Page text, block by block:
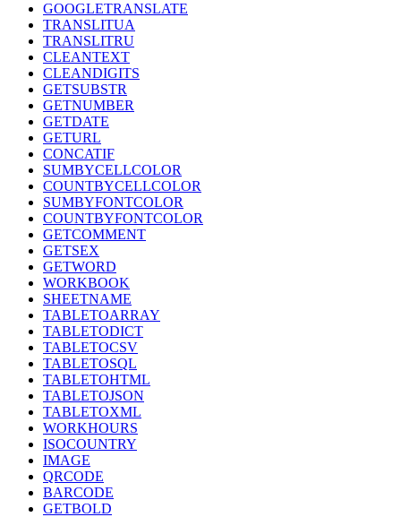
GOOGLETRANSLATE
TRANSLITUA
TRANSLITRU
CLEANTEXT
CLEANDIGITS
GETSUBSTR
GETNUMBER
GETDATE
GETURL
CONCATIF
SUMBYCELLCOLOR
COUNTBYCELLCOLOR
SUMBYFONTCOLOR
COUNTBYFONTCOLOR
GETCOMMENT
GETSEX
GETWORD
WORKBOOK
SHEETNAME
TABLETOARRAY
TABLETODICT
TABLETOCSV
TABLETOSQL
TABLETOHTML
TABLETOJSON
TABLETOXML
WORKHOURS
ISOCOUNTRY
IMAGE
QRCODE
BARCODE
GETBOLD